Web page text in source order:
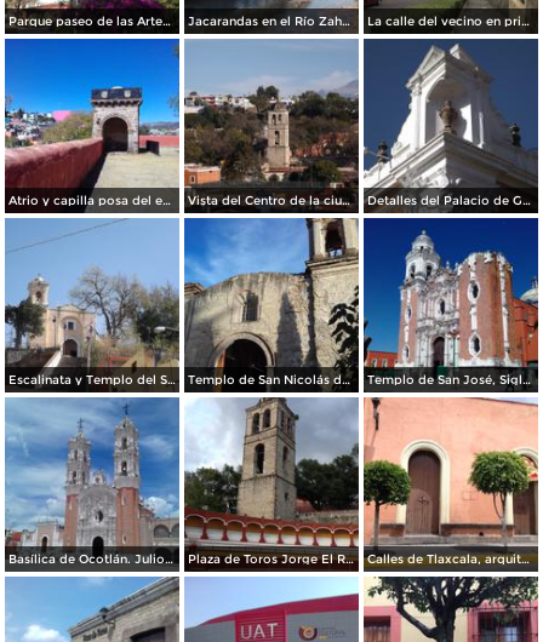
Parque paseo de las Artesanías. Abril/2018 Jacarandas en el Río Zahuapan. Abril/2018 La calle del vecino en primavera, a la derecha el ex-convento franciscano del siglo XVI. Abril/2018
Atrio y capilla posa del ex-convento franciscano del siglo XVI. Febrero/2018 Vista del Centro de la ciudad de Tlaxcala. Diciembre/2017 Detalles del Palacio de Gobierno de Tlaxcala. Diciembre/2017
Escalinata y Templo del Señor del Vecino. Diciembre/2017 Templo de San Nicolás de Bari. Diciembre/2017 Templo de San José, Siglo XVII. Agosto/2017
Basílica de Ocotlán. Julio/2017 Plaza de Toros Jorge El Ranchero Aguilar y Torre Campanario del ex-convento del siglo XVI. Julio/2017 Calles de Tlaxcala, arquitectura. Julio/2017